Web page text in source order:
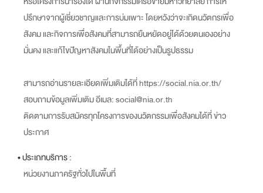
ปรึกษาจากผู้เชี่ยวชาญและการบ่มเพาะ โดยหวังว่าจะเกิดนวัตกรเพื่อ
สังคม และกิจการเพื่อสังคมที่สามารถยืนหยัดอยู่ได้ด้วยตนเองอย่าง
มั่นคง และแก้ไขปัญหาสังคมในพื้นที่ได้อย่างเป็นรูปธรรม
สามารถอ่านรายละเอียดเพิ่มเติมได้ที่ https://social.nia.or.th/
สอบถามข้อมูลเพิ่มเติม อีเมล: social@nia.or.th
ติดตามการรับสมัครทุกโครงการของนวัตกรรมเพื่อสังคมได้ที่ ข่าว
ประกาศ
• ประเภทบริการ :
หน่วยงานภาครัฐทั่วไปในพื้นที่